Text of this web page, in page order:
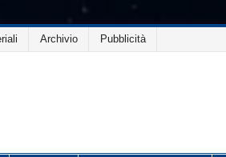
Archivio Pubblicità